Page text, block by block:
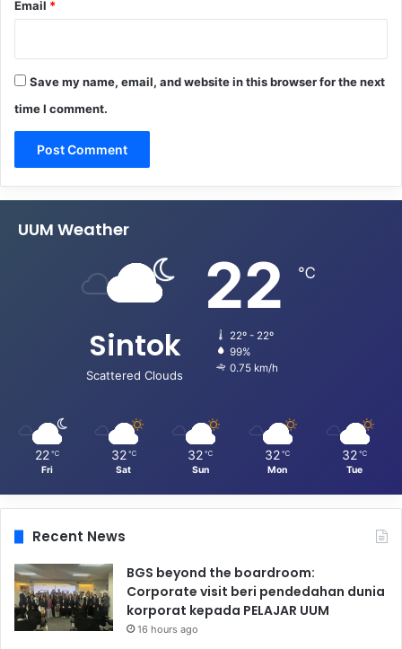
Email *
Save my name, email, and website in this browser for the next
time I comment.
UUM Weather
Sintok
Scattered Clouds
22 ℃
22º - 22º
99%
0.75 km/h
22 ℃
Fri
32 ℃
Sat
32 ℃
Sun
32 ℃
Mon
32 ℃
Tue
Recent News
BGS beyond the boardroom:
Corporate visit beri pendedahan dunia
korporat kepada PELAJAR UUM
16 hours ago